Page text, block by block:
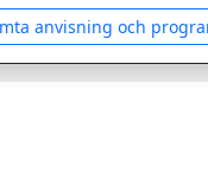
anvisning och